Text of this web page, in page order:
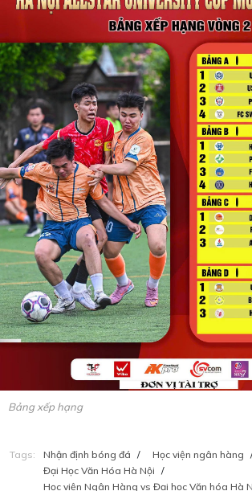
Bảng xếp hạng
Tags: Nhận định bóng đá / Học viện ngân hàng
Đại Học Văn Hóa Hà Nội /
Học viện Ngân Hàng vs Đại học Văn hóa Hà